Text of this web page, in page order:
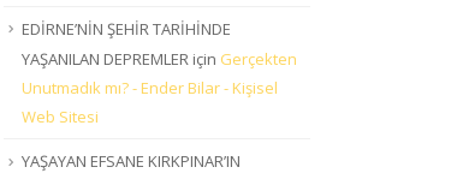
EDİRNE’NİN ŞEHİR TARİHİNDE
YAŞANILAN DEPREMLER için Gerçekten
Unutmadık mı? - Ender Bilar - Kişisel
Web Sitesi
YAŞAYAN EFSANE KIRKPINAR’IN